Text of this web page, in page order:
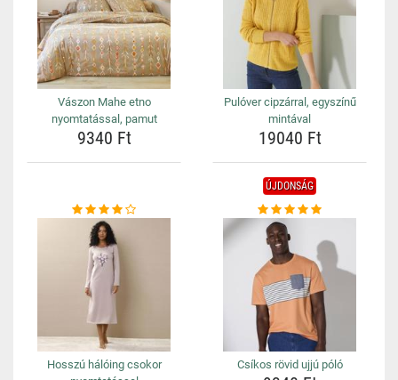
Vászon Mahe etno
nyomtatással, pamut
9340 Ft
Pulóver cipzárral, egyszínű
mintával
19040 Ft
Hosszú hálóing csokor
ÚJDONSÁG
Csíkos rövid ujjú póló